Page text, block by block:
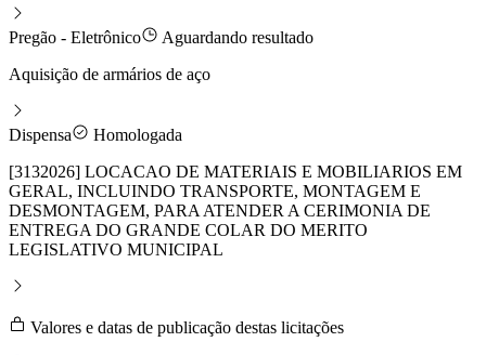
Pregão - Eletrônico
Aguardando resultado
Aquisição de armários de aço
Dispensa
Homologada
[3132026] LOCACAO DE MATERIAIS E MOBILIARIOS EM
GERAL, INCLUINDO TRANSPORTE, MONTAGEM E
DESMONTAGEM, PARA ATENDER A CERIMONIA DE
ENTREGA DO GRANDE COLAR DO MERITO
LEGISLATIVO MUNICIPAL
Valores e datas de publicação destas licitações